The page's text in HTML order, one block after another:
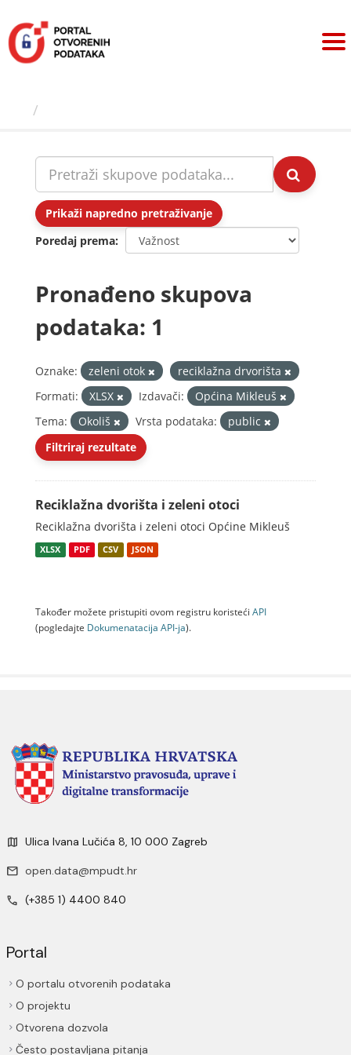
sadržaj
Prikaži napredno pretraživanje
Poredaj prema
Pronađeno skupova
podataka: 1
Oznake: zeleni otok
reciklažna drvorišta
Formati:
XLSX Izdavači:
Općina Mikleuš
Tema:
Okoliš Vrsta podataka:
public
Filtriraj rezultate
Reciklažna dvorišta i zeleni otoci
Reciklažna dvorišta i zeleni otoci Općine Mikleuš
XLSX PDF CSV JSON
Također možete pristupiti ovom registru koristeći API
(pogledajte Dokumenаtаcijа API-jа).